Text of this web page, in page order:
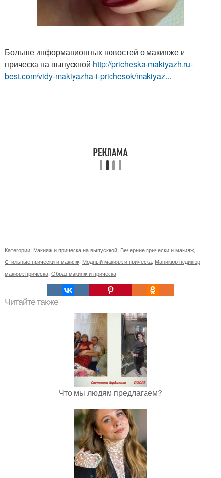
Больше информационных новостей о макияже и
прическа на выпускной http://pricheska-makiyazh.ru-
best.com/vidy-makiyazha-i-prichesok/makiyaz...
Категории: Макияж и прическа на выпускной Вечерние прически и макияж
Стильные прически и макияж Модный макияж и прическа Маникюр педикюр
макияж прическа Образ макияж и прическа
Читайте также
Что мы людям предлагаем?